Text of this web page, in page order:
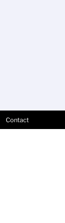
Contact